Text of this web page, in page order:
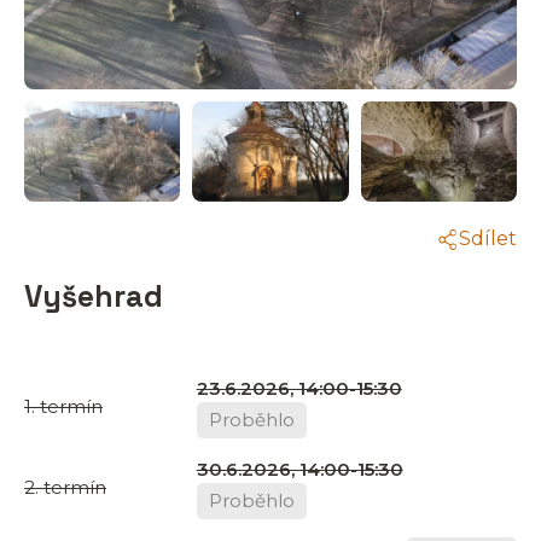
Sdílet
Vyšehrad
1. termín
23.6.2026, 14:00-15:30
Proběhlo
2. termín
30.6.2026, 14:00-15:30
Proběhlo